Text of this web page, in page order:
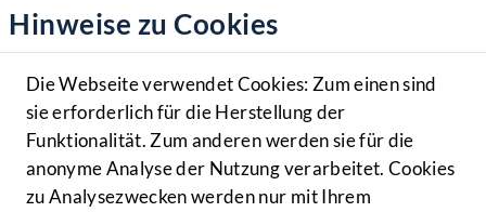
Hilfe
Benutzer
Navigationsmenü öffnen
MENÜ
Hinweise zu Cookies
Die Webseite verwendet Cookies: Zum einen sind
sie erforderlich für die Herstellung der
Funktionalität. Zum anderen werden sie für die
anonyme Analyse der Nutzung verarbeitet. Cookies
zu Analysezwecken werden nur mit Ihrem
Ausschussberatungen NR